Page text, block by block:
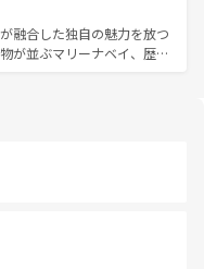
どの季節にも異なる楽しみ
イの人々、仏教を中心とし
が、訪れる旅人を魅了し続
ず。観光スポットが密集し
れるのも魅力。息をのむよ
、香港を存分に楽しみ尽く
融合した独自の魅力を放つ
が並ぶマリーナベイ、歴史
楽しめる外せないスポット